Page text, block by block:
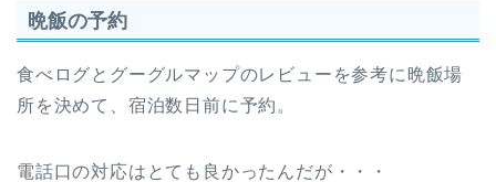
晩飯の予約
食べログとグーグルマップのレビューを参考に晩飯場
所を決めて、宿泊数日前に予約。
電話口の対応はとても良かったんだが・・・